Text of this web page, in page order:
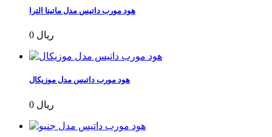
هود مورب داتیس مدل ماتینا الترا
0 ریال
هود مورب داتیس مدل موزیکال
0 ریال